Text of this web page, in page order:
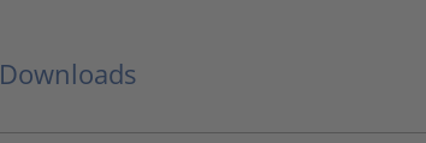
Downloads